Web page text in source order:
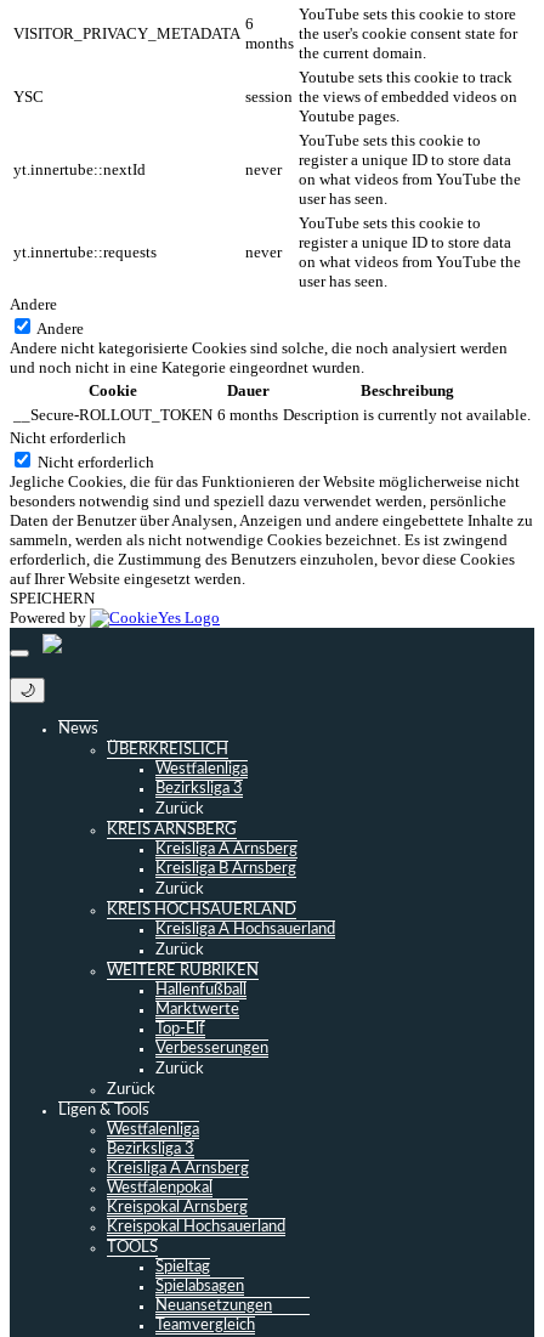
VISITOR_PRIVACY_METADATA
6
months
YouTube sets this cookie to store
the user's cookie consent state for
the current domain.
YSC session
Youtube sets this cookie to track
the views of embedded videos on
Youtube pages.
yt.innertube::nextId never
YouTube sets this cookie to
register a unique ID to store data
on what videos from YouTube the
user has seen.
yt.innertube::requests never
YouTube sets this cookie to
register a unique ID to store data
on what videos from YouTube the
user has seen.
Andere
Andere
Andere nicht kategorisierte Cookies sind solche, die noch analysiert werden
und noch nicht in eine Kategorie eingeordnet wurden.
Cookie
Dauer
Beschreibung
__Secure-ROLLOUT_TOKEN 6 months Description is currently not available.
Nicht erforderlich
Nicht erforderlich
Jegliche Cookies, die für das Funktionieren der Website möglicherweise nicht
besonders notwendig sind und speziell dazu verwendet werden, persönliche
Daten der Benutzer über Analysen, Anzeigen und andere eingebettete Inhalte zu
sammeln, werden als nicht notwendige Cookies bezeichnet. Es ist zwingend
erforderlich, die Zustimmung des Benutzers einzuholen, bevor diese Cookies
auf Ihrer Website eingesetzt werden.
SPEICHERN
Powered by
🌙
News
ÜBERKREISLICH
Westfalenliga
Bezirksliga 3
Zurück
KREIS ARNSBERG
Kreisliga A Arnsberg
Kreisliga B Arnsberg
Zurück
KREIS HOCHSAUERLAND
Kreisliga A Hochsauerland
Zurück
WEITERE RUBRIKEN
Hallenfußball
Marktwerte
Top-Elf
Verbesserungen
Zurück
Zurück
Ligen & Tools
Westfalenliga
Bezirksliga 3
Kreisliga A Arnsberg
Westfalenpokal
Kreispokal Arnsberg
Kreispokal Hochsauerland
TOOLS
Spieltag
Spielabsagen
Neuansetzungen
Teamvergleich